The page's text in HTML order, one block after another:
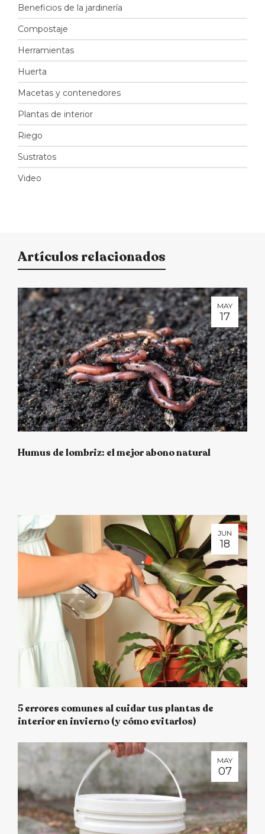
Beneficios de la jardinería
Compostaje
Herramientas
Huerta
Macetas y contenedores
Plantas de interior
Riego
Sustratos
Video
Artículos relacionados
MAY
17
Humus de lombriz: el mejor abono natural
JUN
18
5 errores comunes al cuidar tus plantas de
interior en invierno (y cómo evitarlos)
MAY
07